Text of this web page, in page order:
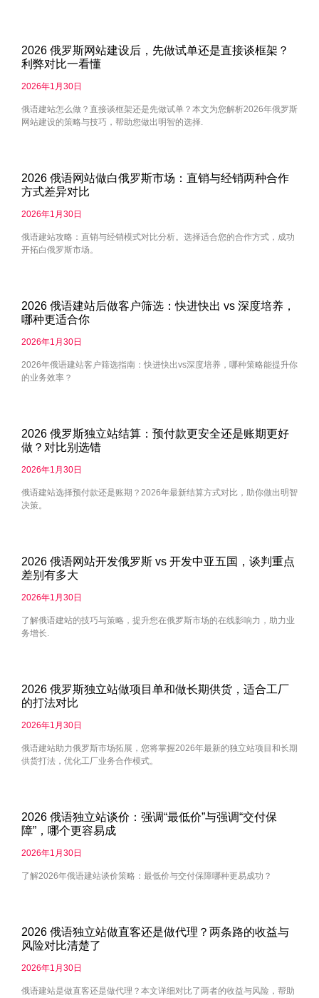
2026 俄罗斯网站建设后，先做试单还是直接谈框架？
利弊对比一看懂
2026年1月30日
俄语建站怎么做？直接谈框架还是先做试单？本文为您解析2026年俄罗斯
网站建设的策略与技巧，帮助您做出明智的选择.
2026 俄语网站做白俄罗斯市场：直销与经销两种合作
方式差异对比
2026年1月30日
俄语建站攻略：直销与经销模式对比分析。选择适合您的合作方式，成功
开拓白俄罗斯市场。
2026 俄语建站后做客户筛选：快进快出 vs 深度培养，
哪种更适合你
2026年1月30日
2026年俄语建站客户筛选指南：快进快出vs深度培养，哪种策略能提升你
的业务效率？
2026 俄罗斯独立站结算：预付款更安全还是账期更好
做？对比别选错
2026年1月30日
俄语建站选择预付款还是账期？2026年最新结算方式对比，助你做出明智
决策。
2026 俄语网站开发俄罗斯 vs 开发中亚五国，谈判重点
差别有多大
2026年1月30日
了解俄语建站的技巧与策略，提升您在俄罗斯市场的在线影响力，助力业
务增长.
2026 俄罗斯独立站做项目单和做长期供货，适合工厂
的打法对比
2026年1月30日
俄语建站助力俄罗斯市场拓展，您将掌握2026年最新的独立站项目和长期
供货打法，优化工厂业务合作模式。
2026 俄语独立站谈价：强调“最低价”与强调“交付保
障”，哪个更容易成
2026年1月30日
了解2026年俄语建站谈价策略：最低价与交付保障哪种更易成功？
2026 俄语独立站做直客还是做代理？两条路的收益与
风险对比清楚了
2026年1月30日
俄语建站是做直客还是做代理？本文详细对比了两者的收益与风险，帮助